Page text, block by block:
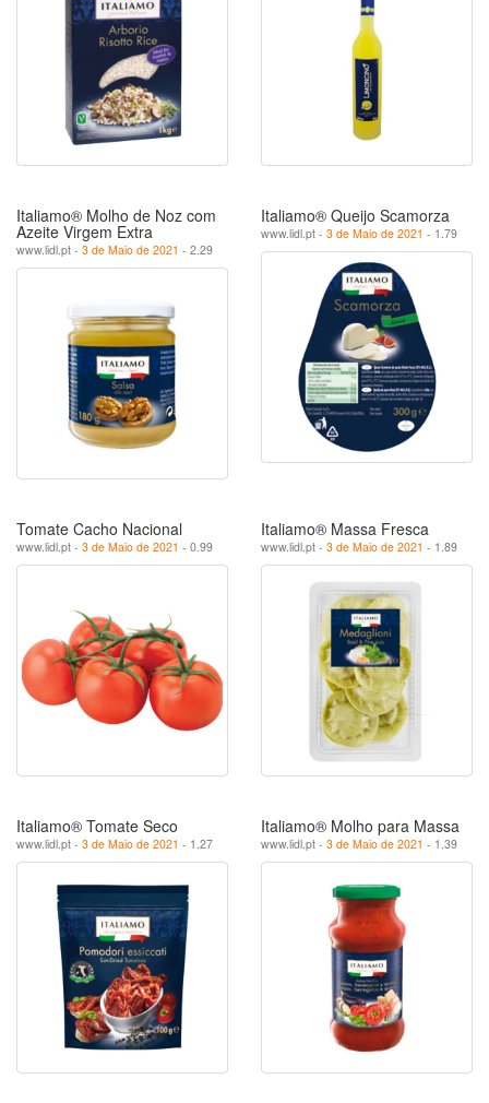
Italiamo® Molho de Noz com
Azeite Virgem Extra
www.lidl.pt - 3 de Maio de 2021 - 2.29
Italiamo® Queijo Scamorza
www.lidl.pt - 3 de Maio de 2021 - 1.79
Tomate Cacho Nacional
www.lidl.pt - 3 de Maio de 2021 - 0.99
Italiamo® Massa Fresca
www.lidl.pt - 3 de Maio de 2021 - 1.89
Italiamo® Tomate Seco
www.lidl.pt - 3 de Maio de 2021 - 1.27
Italiamo® Molho para Massa
www.lidl.pt - 3 de Maio de 2021 - 1.39